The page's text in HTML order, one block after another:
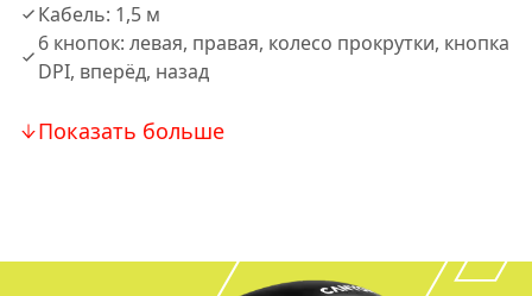
Кабель: 1,5 м
6 кнопок: левая, правая, колесо прокрутки, кнопка
DPI, вперёд, назад
Показать больше